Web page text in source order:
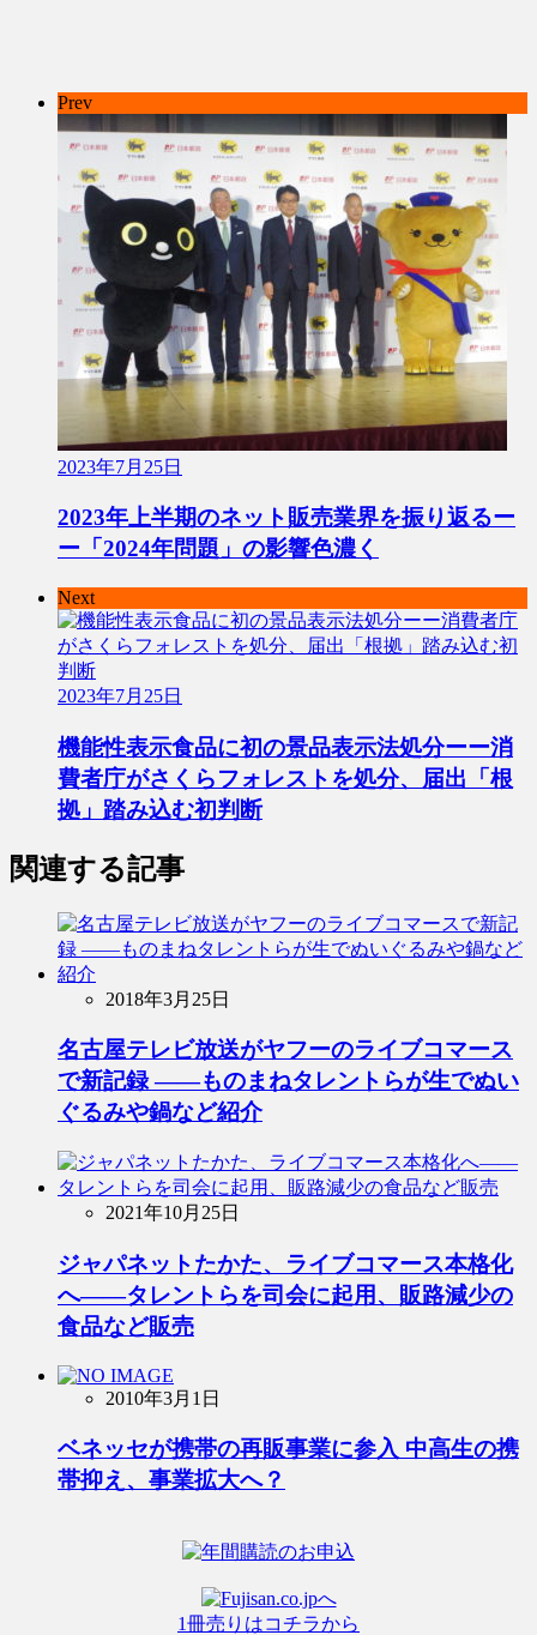
Prev
2023年7月25日
2023年上半期のネット販売業界を振り返るー
ー「2024年問題」の影響色濃く
Next
2023年7月25日
機能性表示食品に初の景品表示法処分ーー消
費者庁がさくらフォレストを処分、届出「根
拠」踏み込む初判断
関連する記事
2018年3月25日
名古屋テレビ放送がヤフーのライブコマース
で新記録 ――ものまねタレントらが生でぬい
ぐるみや鍋など紹介
2021年10月25日
ジャパネットたかた、ライブコマース本格化
へ――タレントらを司会に起用、販路減少の
食品など販売
2010年3月1日
ベネッセが携帯の再販事業に参入 中高生の携
帯抑え、事業拡大へ？
1冊売りはコチラから